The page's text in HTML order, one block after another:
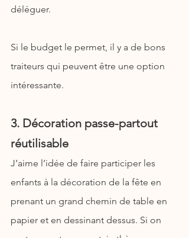
déléguer.
Si le budget le permet, il y a de bons
traiteurs qui peuvent être une option
intéressante.
3. Décoration passe-partout
réutilisable
J’aime l’idée de faire participer les
enfants à la décoration de la fête en
prenant un grand chemin de table en
papier et en dessinant dessus. Si on